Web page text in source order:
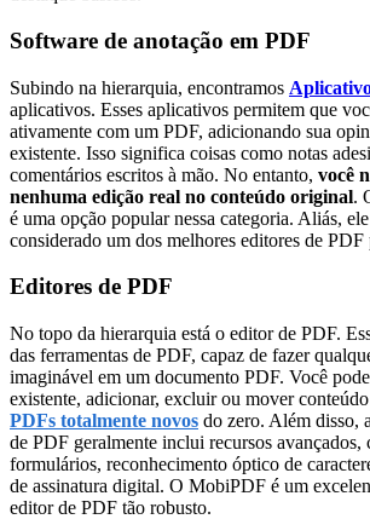
Software de anotação em PDF
Subindo na hierarquia, encontramos
aplicativos. Esses aplicativos permitem que
ativamente com um PDF, adicionando sua
existente. Isso significa coisas como notas
comentários escritos à mão. No entanto, você
nenhuma edição real no conteúdo original.
é uma opção popular nessa categoria. Aliás,
considerado um dos melhores editores de PDF
Editores de PDF
No topo da hierarquia está o editor de PDF.
das ferramentas de PDF, capaz de fazer
imaginável em um documento PDF. Você
existente, adicionar, excluir ou mover
PDFs totalmente novos do zero. Além disso,
de PDF geralmente inclui recursos avançados,
formulários, reconhecimento óptico de
de assinatura digital. O MobiPDF é um
editor de PDF tão robusto.